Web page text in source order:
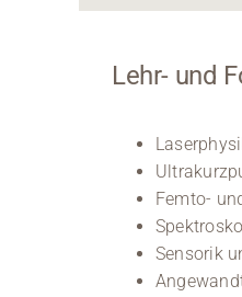
Lehr- und
Femto-
Sensorik